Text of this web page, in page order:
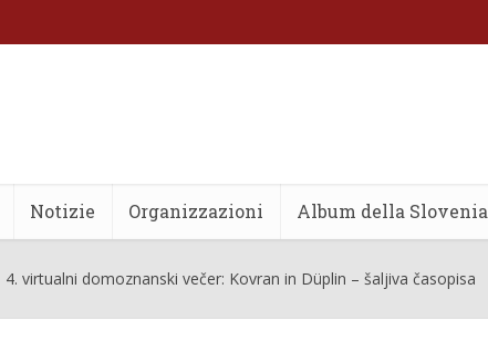
Notizie Organizzazioni Album della Slovenia
4. virtualni domoznanski večer: Kovran in Düplin – šaljiva časopisa